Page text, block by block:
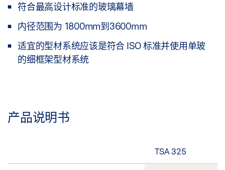
符合最高设计标准的玻璃幕墙
内径范围为 1800mm到3600mm
适宜的型材系统应该是符合 ISO 标准并使用单玻
的细框架型材系统
产品说明书
TSA 325